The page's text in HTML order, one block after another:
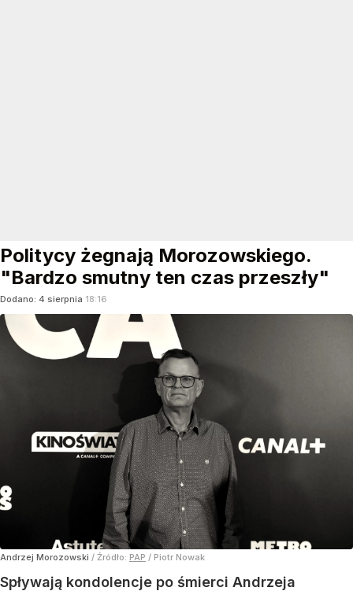
Politycy żegnają Morozowskiego.
"Bardzo smutny ten czas przeszły"
Dodano: 4 sierpnia 18:16
Andrzej Morozowski / Źródło: PAP / Piotr Nowak
Spływają kondolencje po śmierci Andrzeja